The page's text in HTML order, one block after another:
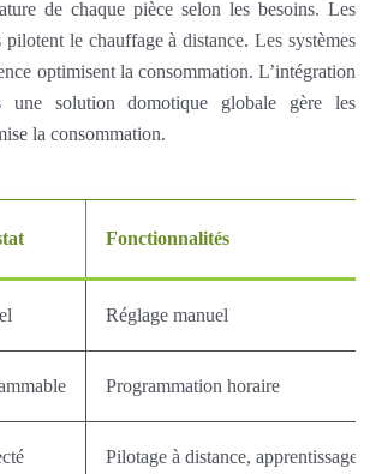
de chaque pièce selon les besoins. Les
le chauffage à distance. Les systèmes
optimisent la consommation. L’intégration
une solution domotique globale gère les
la consommation.
Fonctionnalités
Réglage manuel
Programmation horaire
Pilotage à distance, apprentissage